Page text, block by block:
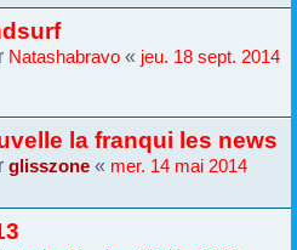
Natashabravo « jeu. 18 sept. 2014
la franqui les news
glisszone « mer. 14 mai 2014